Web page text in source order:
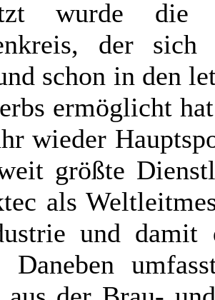
wurde die
der
schon in den
ermöglicht
wieder
größte
als
und damit
Daneben